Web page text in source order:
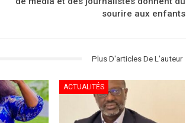
sourire aux enfants
Plus D'articles De L'auteur
ACTUALITÉS